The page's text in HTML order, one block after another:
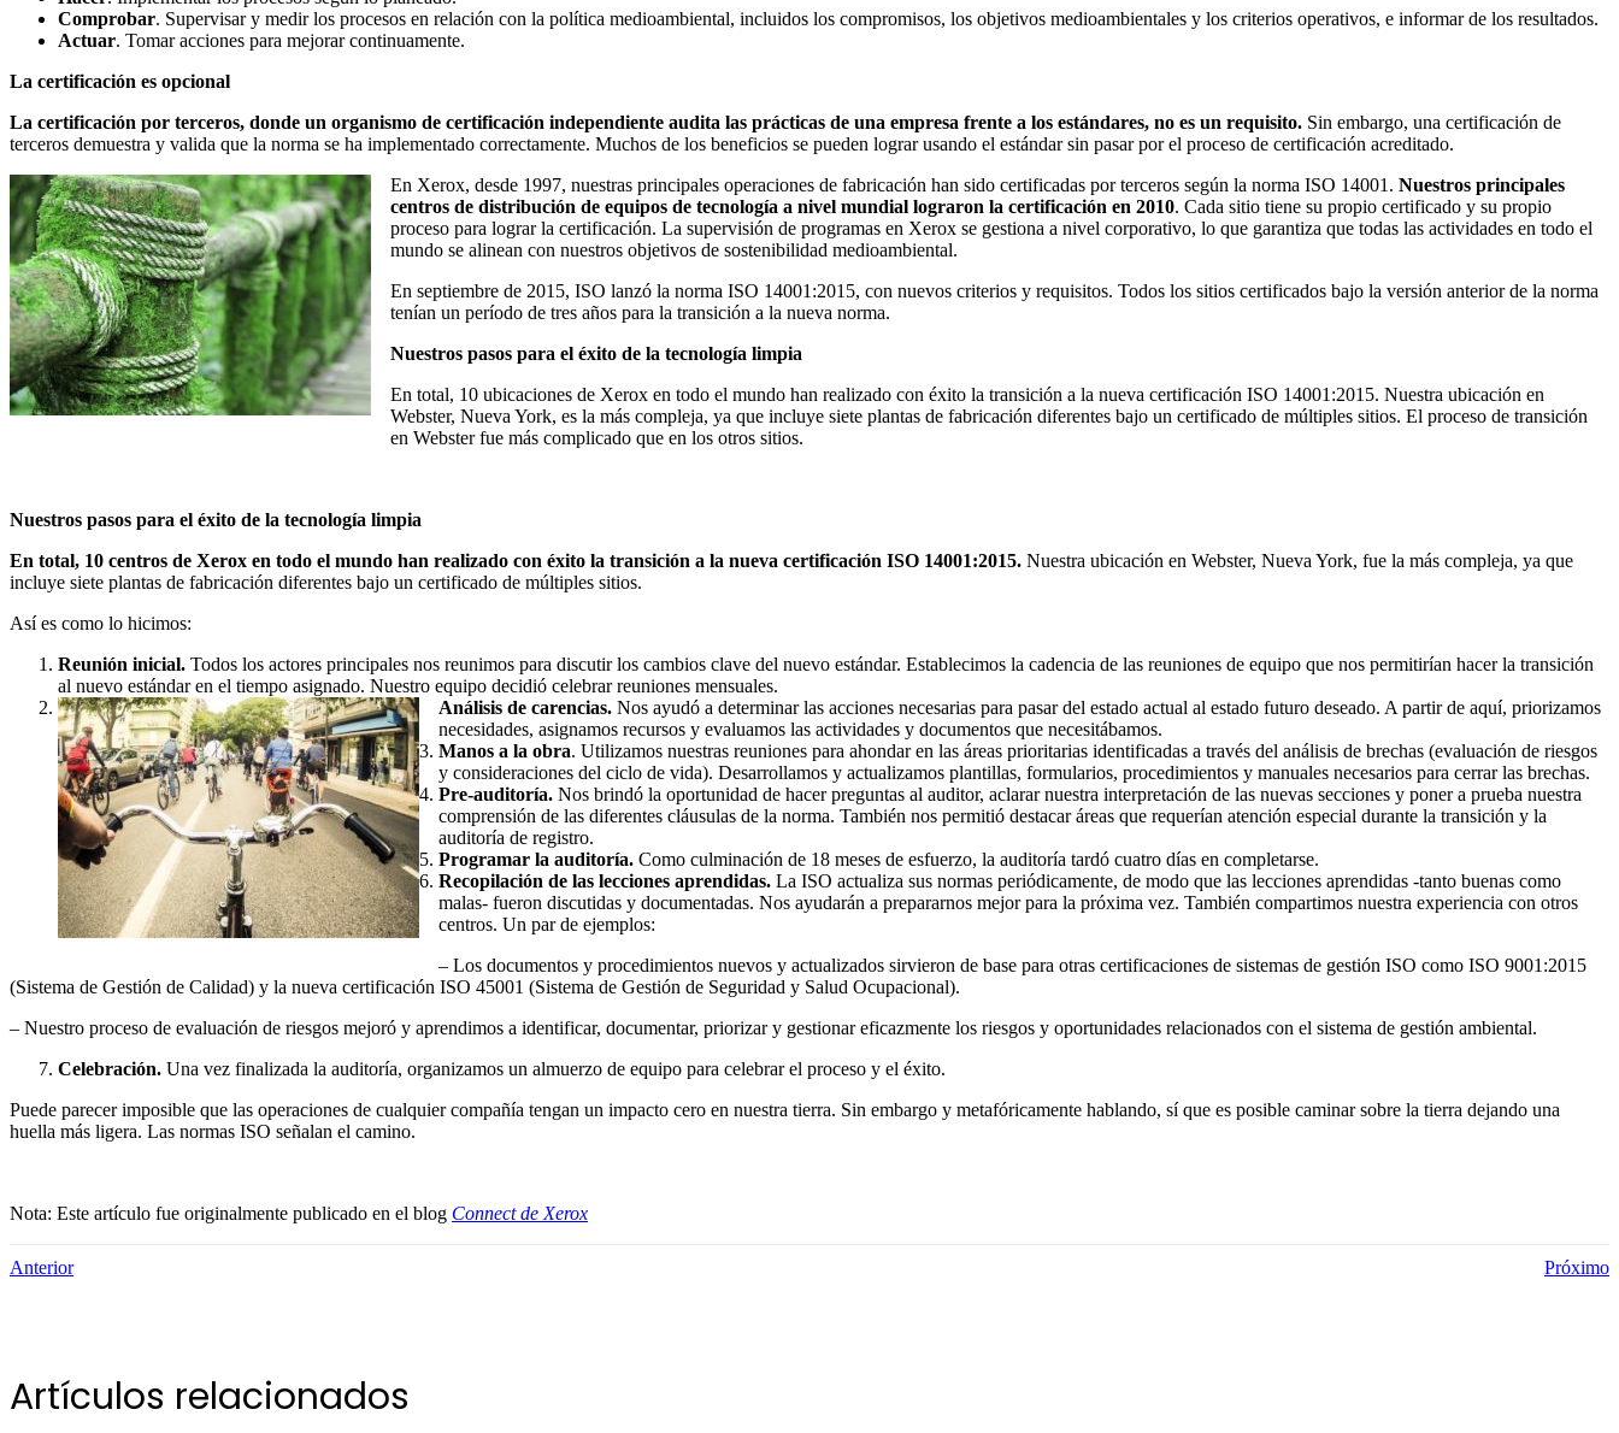
Comprobar. Supervisar y medir los procesos en relación con la política medioambiental, incluidos los compromisos, los objetivos medioambientales y los criterios operativos, e informar de los resultados.
Actuar. Tomar acciones para mejorar continuamente.
La certificación es opcional
La certificación por terceros, donde un organismo de certificación independiente audita las prácticas de una empresa frente a los estándares, no es un requisito. Sin embargo, una certificación de
terceros demuestra y valida que la norma se ha implementado correctamente. Muchos de los beneficios se pueden lograr usando el estándar sin pasar por el proceso de certificación acreditado.
En Xerox, desde 1997, nuestras principales operaciones de fabricación han sido certificadas por terceros según la norma ISO 14001. Nuestros principales
centros de distribución de equipos de tecnología a nivel mundial lograron la certificación en 2010. Cada sitio tiene su propio certificado y su propio
proceso para lograr la certificación. La supervisión de programas en Xerox se gestiona a nivel corporativo, lo que garantiza que todas las actividades en todo el
mundo se alinean con nuestros objetivos de sostenibilidad medioambiental.
En septiembre de 2015, ISO lanzó la norma ISO 14001:2015, con nuevos criterios y requisitos. Todos los sitios certificados bajo la versión anterior de la norma
tenían un período de tres años para la transición a la nueva norma.
Nuestros pasos para el éxito de la tecnología limpia
En total, 10 ubicaciones de Xerox en todo el mundo han realizado con éxito la transición a la nueva certificación ISO 14001:2015. Nuestra ubicación en
Webster, Nueva York, es la más compleja, ya que incluye siete plantas de fabricación diferentes bajo un certificado de múltiples sitios. El proceso de transición
en Webster fue más complicado que en los otros sitios.
Nuestros pasos para el éxito de la tecnología limpia
En total, 10 centros de Xerox en todo el mundo han realizado con éxito la transición a la nueva certificación ISO 14001:2015. Nuestra ubicación en Webster, Nueva York, fue la más compleja, ya que
incluye siete plantas de fabricación diferentes bajo un certificado de múltiples sitios.
Así es como lo hicimos:
Reunión inicial. Todos los actores principales nos reunimos para discutir los cambios clave del nuevo estándar. Establecimos la cadencia de las reuniones de equipo que nos permitirían hacer la transición
al nuevo estándar en el tiempo asignado. Nuestro equipo decidió celebrar reuniones mensuales.
Análisis de carencias. Nos ayudó a determinar las acciones necesarias para pasar del estado actual al estado futuro deseado. A partir de aquí, priorizamos
necesidades, asignamos recursos y evaluamos las actividades y documentos que necesitábamos.
Manos a la obra. Utilizamos nuestras reuniones para ahondar en las áreas prioritarias identificadas a través del análisis de brechas (evaluación de riesgos
y consideraciones del ciclo de vida). Desarrollamos y actualizamos plantillas, formularios, procedimientos y manuales necesarios para cerrar las brechas.
Pre-auditoría. Nos brindó la oportunidad de hacer preguntas al auditor, aclarar nuestra interpretación de las nuevas secciones y poner a prueba nuestra
comprensión de las diferentes cláusulas de la norma. También nos permitió destacar áreas que requerían atención especial durante la transición y la
auditoría de registro.
Programar la auditoría. Como culminación de 18 meses de esfuerzo, la auditoría tardó cuatro días en completarse.
Recopilación de las lecciones aprendidas. La ISO actualiza sus normas periódicamente, de modo que las lecciones aprendidas -tanto buenas como
malas- fueron discutidas y documentadas. Nos ayudarán a prepararnos mejor para la próxima vez. También compartimos nuestra experiencia con otros
centros. Un par de ejemplos:
– Los documentos y procedimientos nuevos y actualizados sirvieron de base para otras certificaciones de sistemas de gestión ISO como ISO 9001:2015
(Sistema de Gestión de Calidad) y la nueva certificación ISO 45001 (Sistema de Gestión de Seguridad y Salud Ocupacional).
– Nuestro proceso de evaluación de riesgos mejoró y aprendimos a identificar, documentar, priorizar y gestionar eficazmente los riesgos y oportunidades relacionados con el sistema de gestión ambiental.
Celebración. Una vez finalizada la auditoría, organizamos un almuerzo de equipo para celebrar el proceso y el éxito.
Puede parecer imposible que las operaciones de cualquier compañía tengan un impacto cero en nuestra tierra. Sin embargo y metafóricamente hablando, sí que es posible caminar sobre la tierra dejando una
huella más ligera. Las normas ISO señalan el camino.
Nota: Este artículo fue originalmente publicado en el blog Connect de Xerox
Anterior Próximo
Artículos relacionados